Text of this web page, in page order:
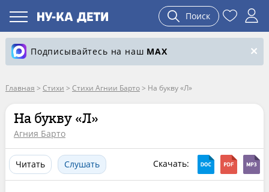
Поиск
Подписывайтесь на наш MAX
Главная > Стихи > Стихи Агнии Барто> На букву «Л»
На букву «Л»
Агния Барто
Читать Слушать Скачать: